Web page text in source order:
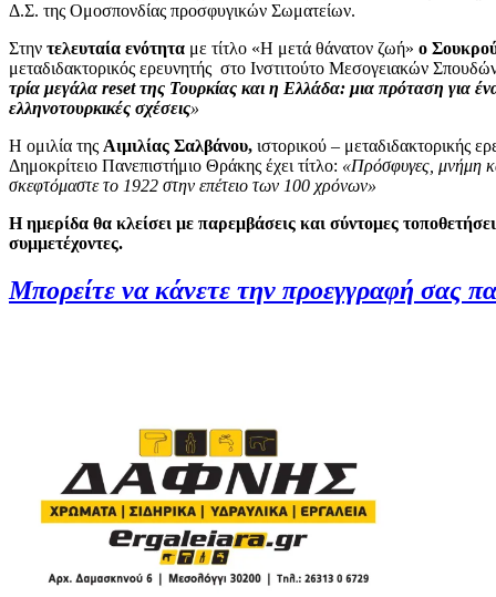
Δ.Σ. της Ομοσπονδίας προσφυγικών Σωματείων.
Στην τελευταία ενότητα με τίτλο «Η μετά θάνατον ζωή» ο Σουκρού
μεταδιδακτορικός ερευνητής στο Ινστιτούτο Μεσογειακών
τρία μεγάλα reset της Τουρκίας και η Ελλάδα: μια πρόταση για ένα
ελληνοτουρκικές σχέσεις»
Η ομιλία της Αιμιλίας Σαλβάνου, ιστορικού – μεταδιδακτορικής
Δημοκρίτειο Πανεπιστήμιο Θράκης έχει τίτλο: «Πρόσφυγες, μνήμη
σκεφτόμαστε το 1922 στην επέτειο των 100 χρόνων»
Η ημερίδα θα κλείσει με παρεμβάσεις και σύντομες
συμμετέχοντες.
Μπορείτε να κάνετε την προεγγραφή σας